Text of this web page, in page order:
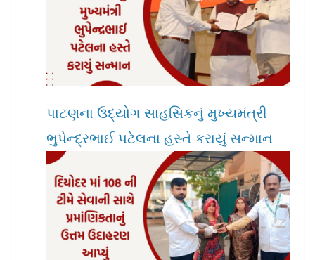
પાટણના ઉદ્યોગ સાહસિકનું મુખ્યમંત્રી
ભુપેન્દ્રભાઈ પટેલના હસ્તે કરાયું સન્માન